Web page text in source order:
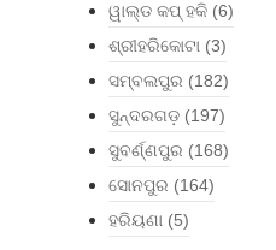
ୱାଲ୍ଡ କପ୍ ହକି (6)
ଶ୍ରୀହରିକୋଟା (3)
ସମ୍ବଲପୁର (182)
ସୁନ୍ଦରଗଡ଼ (197)
ସୁବର୍ଣ୍ଣପୁର (168)
ସୋନପୁର (164)
ହରିୟଣା (5)